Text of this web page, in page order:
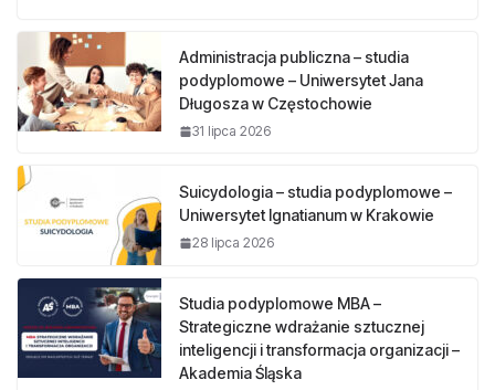
Administracja publiczna – studia
podyplomowe – Uniwersytet Jana
Długosza w Częstochowie
31 lipca 2026
Suicydologia – studia podyplomowe –
Uniwersytet Ignatianum w Krakowie
28 lipca 2026
Studia podyplomowe MBA –
Strategiczne wdrażanie sztucznej
inteligencji i transformacja organizacji –
Akademia Śląska